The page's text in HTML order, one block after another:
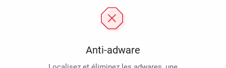
Anti-adware